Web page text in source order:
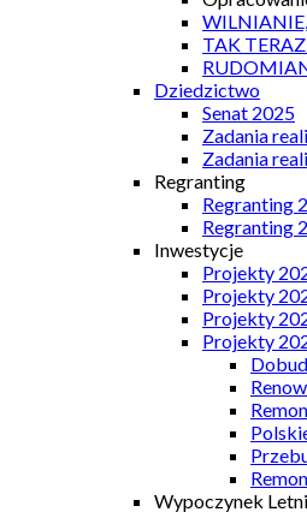
TAK
Dziedzictwo
Senat 2025
Zadania
Zadania
Regranting
Regranting
Regranting
Inwestycje
Projekty
Projekty
Projekty
Projekty
Wypoczynek